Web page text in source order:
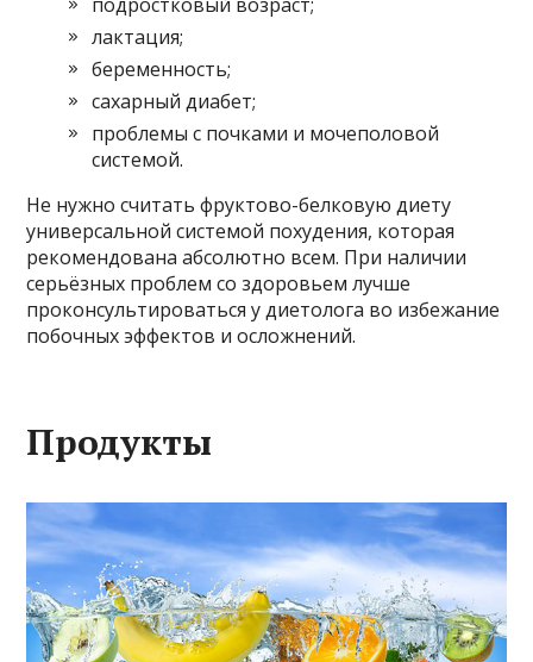
лактация;
беременность;
сахарный диабет;
проблемы с почками и мочеполовой
системой.
Не нужно считать фруктово-белковую диету
универсальной системой похудения, которая
рекомендована абсолютно всем. При наличии
серьёзных проблем со здоровьем лучше
проконсультироваться у диетолога во избежание
побочных эффектов и осложнений.
Продукты